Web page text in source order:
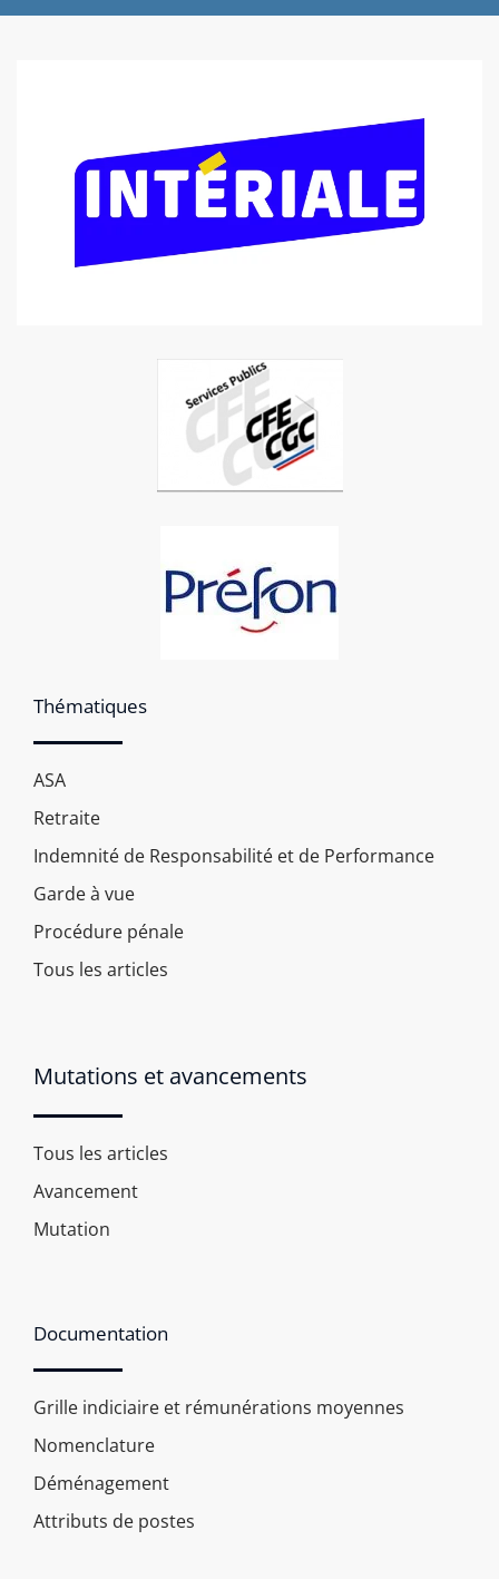
Thématiques
ASA
Retraite
Indemnité de Responsabilité et de Performance
Garde à vue
Procédure pénale
Tous les articles
Mutations et avancements
Tous les articles
Avancement
Mutation
Documentation
Grille indiciaire et rémunérations moyennes
Nomenclature
Déménagement
Attributs de postes